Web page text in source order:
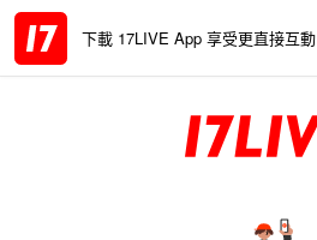
下載 17LIVE App 享受更直接互動